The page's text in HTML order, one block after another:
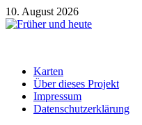
Zum
Inhalt
10. August 2026
Karten
Über dieses Projekt
Impressum
Datenschutzerklärung